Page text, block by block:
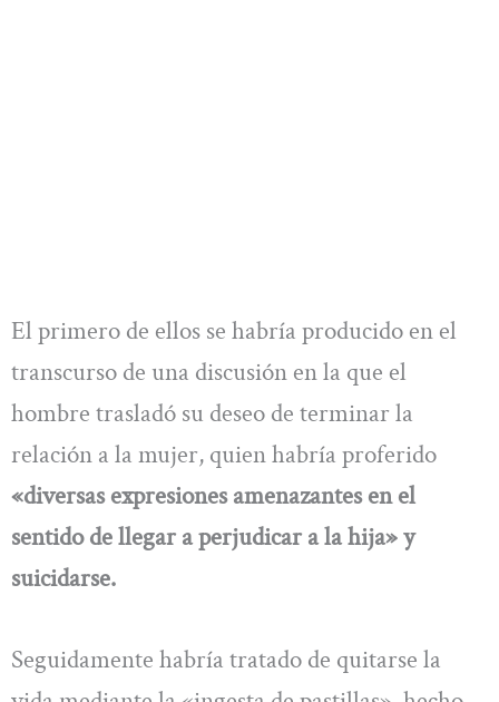
El primero de ellos se habría producido en el
transcurso de una discusión en la que el
hombre trasladó su deseo de terminar la
relación a la mujer, quien habría proferido
«diversas expresiones amenazantes en el
sentido de llegar a perjudicar a la hija» y
suicidarse.
Seguidamente habría tratado de quitarse la